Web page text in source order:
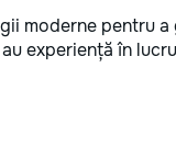
moderne pentru
experiență în